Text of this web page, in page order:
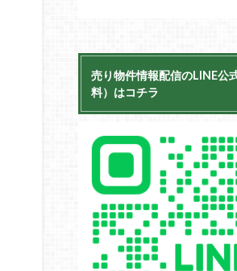
売り物件情報配信のLINE公
料）はコチラ